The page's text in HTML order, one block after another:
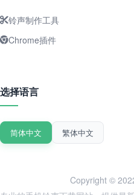
铃声制作工具
Chrome插件
选择语言
简体中文 繁体中文
Copyright ©